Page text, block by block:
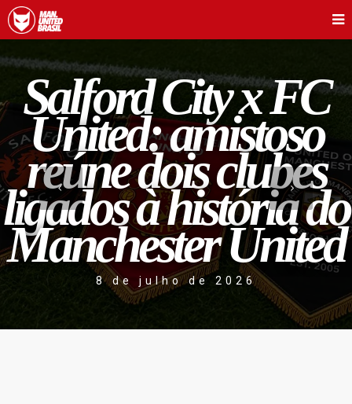
Salford City x FC
United: amistoso
reúne dois clubes
ligados à história do
Manchester United
8 de julho de 2026